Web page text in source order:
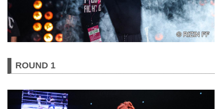
ROUND 1